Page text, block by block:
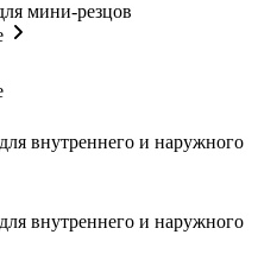
мини-резцов
внутреннего и наружного
внутреннего и наружного